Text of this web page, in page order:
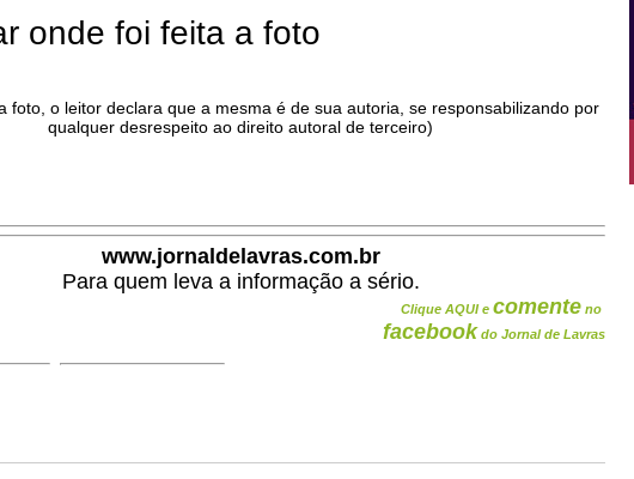
onde foi feita a foto
foto, o leitor declara que a mesma é de sua autoria, se responsabilizando por
qualquer desrespeito ao direito autoral de terceiro)
www.jornaldelavras.com.br
Para quem leva a informação a sério.
Clique AQUI e comente no
facebook do Jornal de Lavras